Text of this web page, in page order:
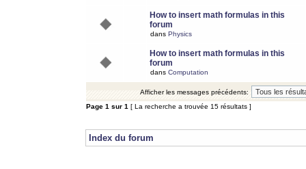
How to insert math formulas in this
forum
dans Physics
How to insert math formulas in this
forum
dans Computation
Afficher les messages précédents:
Page 1 sur 1 [ La recherche a trouvée 15 résultats ]
Index du forum